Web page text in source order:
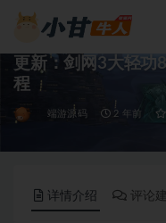
更新：剑网3大轻功
程
端游源码 2 年前
详情介绍 评论